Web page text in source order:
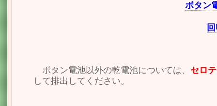
ボタン
ボタン電池以外の乾電池については、 セロ
して排出してください。